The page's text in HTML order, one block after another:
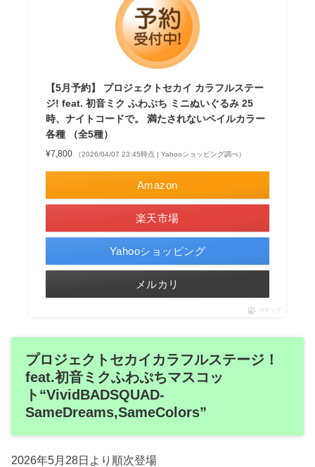
【5月予約】 プロジェクトセカイ カラフルステー
ジ! feat. 初音ミク ふわぷち ミニぬいぐるみ 25
時、ナイトコードで。 満たされないペイルカラー
各種 （全5種）
¥7,800 （2026/04/07 23:45時点 | Yahooショッピング調べ）
Amazon
楽天市場
Yahooショッピング
メルカリ
ポチップ
プロジェクトセカイカラフルステージ！
feat.初音ミクふわぷちマスコッ
ト“VividBADSQUAD-
SameDreams,SameColors”
2026年5月28日より順次登場